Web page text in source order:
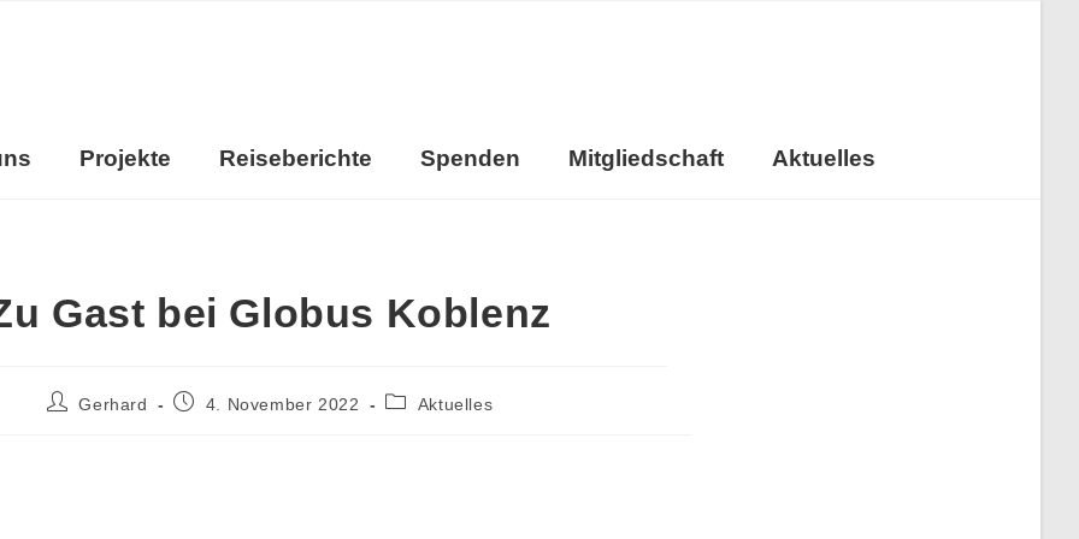
Projekte Reiseberichte Spenden Mitgliedschaft Aktuelles
Gast bei Globus Koblenz
Gerhard 4. November 2022 Aktuelles